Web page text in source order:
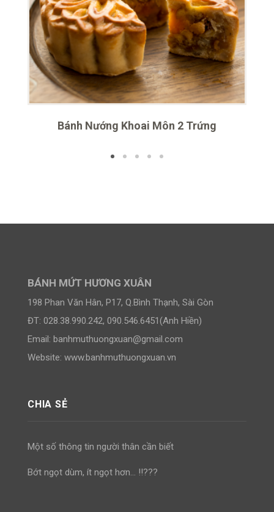
Bánh Nướng Khoai Môn 2 Trứng
BÁNH MỨT HƯƠNG XUÂN
198 Phan Văn Hân, P17, Q.Bình Thạnh, Sài Gòn
ĐT: 028.38.990.242, 090.546.6451(Anh Hiền)
Email: banhmuthuongxuan@gmail.com
Website: www.banhmuthuongxuan.vn
CHIA SẺ
Một số thông tin người thân cần biết
Bớt ngọt dùm, ít ngọt hơn… !!???